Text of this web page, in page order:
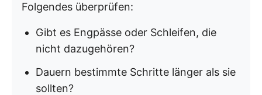
Folgendes überprüfen:
Gibt es Engpässe oder Schleifen, die
nicht dazugehören?
Dauern bestimmte Schritte länger als sie
sollten?